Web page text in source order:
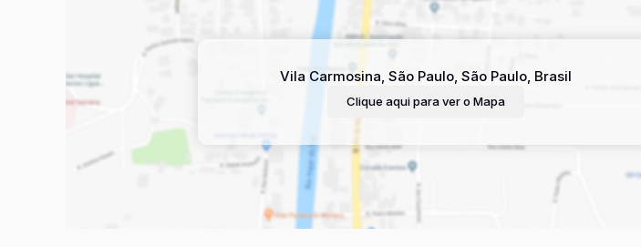
Vila Carmosina, São Paulo, São Paulo, Brasil
Clique aqui para ver o Mapa